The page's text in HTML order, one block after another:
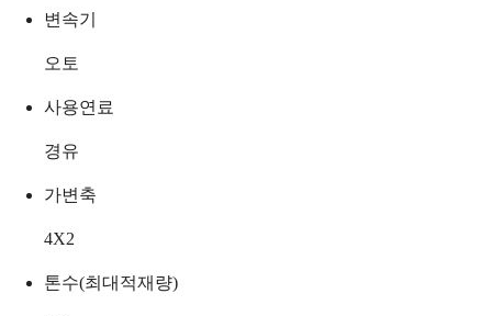
변속기
오토
사용연료
경유
가변축
4X2
톤수(최대적재량)